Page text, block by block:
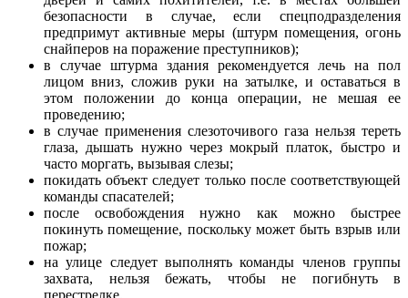
безопасности в случае, если спецподразделения
предпримут активные меры (штурм помещения, огонь
снайперов на поражение преступников);
в случае штурма здания рекомендуется лечь на пол
лицом вниз, сложив руки на затылке, и оставаться в
этом положении до конца операции, не мешая ее
проведению;
в случае применения слезоточивого газа нельзя тереть
глаза, дышать нужно через мокрый платок, быстро и
часто моргать, вызывая слезы;
покидать объект следует только после соответствующей
команды спасателей;
после освобождения нужно как можно быстрее
покинуть помещение, поскольку может быть взрыв или
пожар;
на улице следует выполнять команды членов группы
захвата, нельзя бежать, чтобы не погибнуть в